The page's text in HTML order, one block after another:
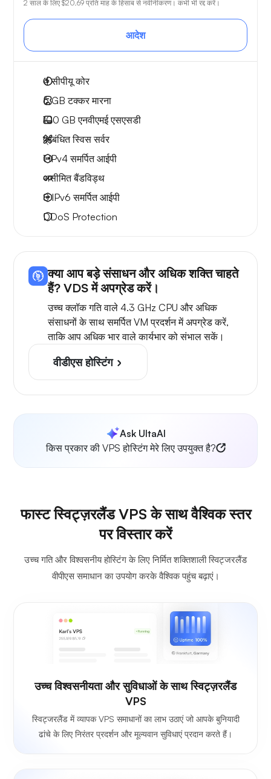
2 साल के लिए $20.69 प्रति माह के हिसाब से नवीनीकरण। कभी भी रद्द करें।
आदेश
4सीपीयू कोर
6 GB टक्कर मारना
100 GB एनवीएमई एसएसडी
प्रबंधित स्विस सर्वर
1 IPv4समर्पित आईपी
असीमित बैंडविड्थ
8 IPv6समर्पित आईपी
DDoS Protection
क्या आप बड़े संसाधन और अधिक शक्ति चाहते
हैं? VDS में अपग्रेड करें।
उच्च क्लॉक गति वाले 4.3 GHz CPU और अधिक
संसाधनों के साथ समर्पित VM प्रदर्शन में अपग्रेड करें,
ताकि आप अधिक भार वाले कार्यभार को संभाल सकें।
वीडीएस होस्टिंग
Ask UltaAI
किस प्रकार की VPS होस्टिंग मेरे लिए उपयुक्त है?
फास्ट स्विट्ज़रलैंड VPS के साथ वैश्विक स्तर
पर विस्तार करें
उच्च गति और विश्वसनीय होस्टिंग के लिए निर्मित शक्तिशाली स्विट्जरलैंड
वीपीएस समाधान का उपयोग करके वैश्विक पहुंच बढ़ाएं।
उच्च विश्वसनीयता और सुविधाओं के साथ स्विट्ज़रलैंड
VPS
स्विट्जरलैंड में व्यापक VPS समाधानों का लाभ उठाएं जो आपके बुनियादी
ढांचे के लिए निरंतर प्रदर्शन और मूल्यवान सुविधाएं प्रदान करते हैं।